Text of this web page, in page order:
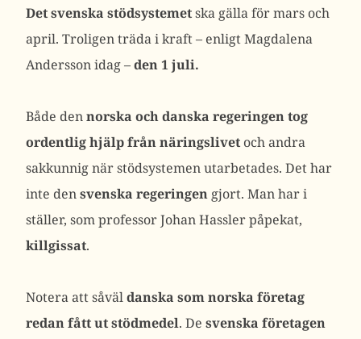
Det svenska stödsystemetska gälla för mars och
april. Troligen träda i kraft – enligt Magdalena
Andersson idag –den 1 juli.
Både dennorska och danska regeringen tog
ordentlig hjälp från näringslivet och andra
sakkunnig när stödsystemen utarbetades. Det har
inte densvenska regeringen gjort. Man har i
ställer, som professor Johan Hassler påpekat,
killgissat.
Notera att såväldanska som norska företag
redan fått ut stödmedel. De svenska företagen